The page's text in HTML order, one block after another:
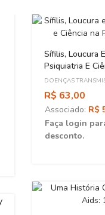
Sífilis, Loucura
Psiquiatria E
República
DOENÇAS
R$ 63,00
Associado: R$
Faça login
desconto.